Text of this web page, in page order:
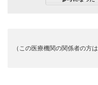
（この医療機関の関係者の方は